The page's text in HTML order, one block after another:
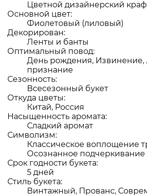
Цветной дизайнерский
Основной цвет:
Фиолетовый (лиловый)
Декорирован:
Ленты и банты
Оптимальный повод:
День рождения,
признание
Сезонность:
Всесезонный букет
Откуда цветы:
Китай, Россия
Насыщенность аромата:
Сладкий аромат
Символизм:
Классическое воплощение
Осознанное подчеркивание
Срок годности букета:
5 дней
Стиль букета:
Винтажный, Прованс,